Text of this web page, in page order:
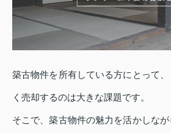
築古物件を所有している方にとって
く売却するのは大きな課題です。
そこで、築古物件の魅力を活かしな